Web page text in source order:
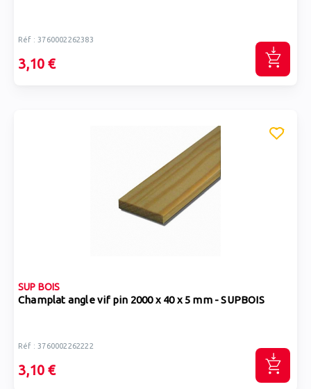
Réf : 3760002262383
3,10 €
SUP BOIS
Champlat angle vif pin 2000 x 40 x 5 mm - SUPBOIS
Réf : 3760002262222
3,10 €